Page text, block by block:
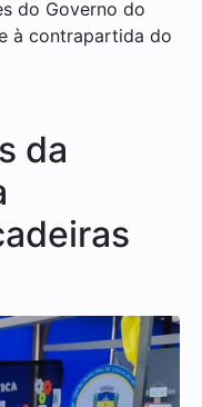
do Governo do
à contrapartida do
da